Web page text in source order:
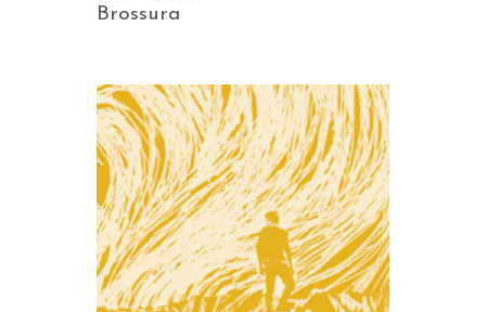
Brossura